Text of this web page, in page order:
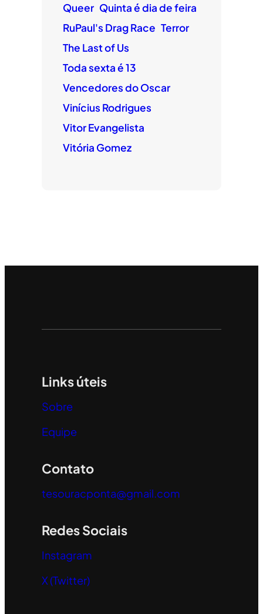
Queer Quinta é dia de feira
RuPaul's Drag Race Terror
The Last of Us
Toda sexta é 13
Vencedores do Oscar
Vinícius Rodrigues
Vitor Evangelista
Vitória Gomez
Links úteis
Sobre
Equipe
Contato
tesouracponta@gmail.com
Redes Sociais
Instagram
X (Twitter)